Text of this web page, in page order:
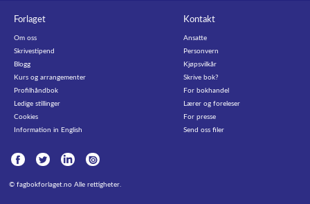
Forlaget
Om oss
Skrivestipend
Blogg
Kurs og arrangementer
Profilhåndbok
Ledige stillinger
Cookies
Information in English
Kontakt
Ansatte
Personvern
Kjøpsvilkår
Skrive bok?
For bokhandel
Lærer og foreleser
For presse
Send oss filer
© fagbokforlaget.no Alle rettigheter.